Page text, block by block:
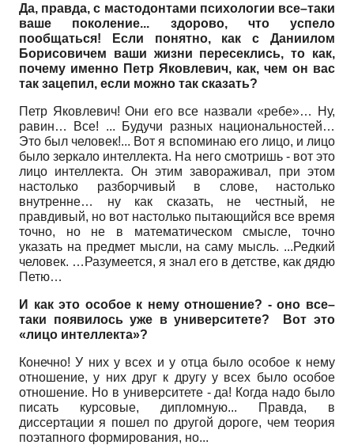
Да, правда, с мастодонтами психологии все–таки
ваше поколение... здорово, что успело
пообщаться! Если понятно, как с Даниилом
Борисовичем ваши жизни пересеклись, то как,
почему именно Петр Яковлевич, как, чем он вас
так зацепил, если можно так сказать?
Петр Яковлевич! Они его все назвали «ребе»… Ну,
равин… Все! ... Будучи разных национальностей…
Это был человек!... Вот я вспоминаю его лицо, и лицо
было зеркало интеллекта. На него смотришь - вот это
лицо интеллекта. Он этим завораживал, при этом
настолько разборчивый в слове, настолько
внутренне… ну как сказать, не честный, не
правдивый, но вот настолько пытающийся все время
точно, но не в математическом смысле, точно
указать на предмет мысли, на саму мысль. ...Редкий
человек. …Разумеется, я знал его в детстве, как дядю
Петю…
И как это особое к нему отношение? -оно все–
таки появилось уже в университете? Вот это
«лицо интеллекта»?
Конечно! У них у всех и у отца было особое к нему
отношение, у них друг к другу у всех было особое
отношение. Но в университете - да! Когда надо было
писать курсовые, дипломную... Правда, в
диссертации я пошел по другой дороге, чем теория
поэтапного формирования, но...